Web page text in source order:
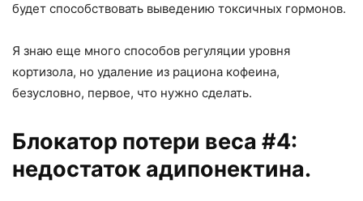
будет способствовать выведению токсичных гормонов.
Я знаю еще много способов регуляции уровня
кортизола, но удаление из рациона кофеина,
безусловно, первое, что нужно сделать.
Блокатор потери веса #4:
недостаток адипонектина.